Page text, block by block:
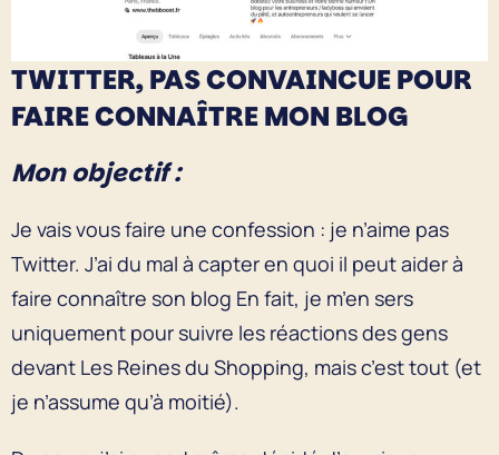
TWITTER, PAS CONVAINCUE POUR
FAIRE CONNAÎTRE MON BLOG
Mon objectif :
Je vais vous faire une confession : je n’aime pas
Twitter. J’ai du mal à capter en quoi il peut aider à
faire connaître son blog En fait, je m’en sers
uniquement pour suivre les réactions des gens
devant Les Reines du Shopping, mais c’est tout (et
je n’assume qu’à moitié).